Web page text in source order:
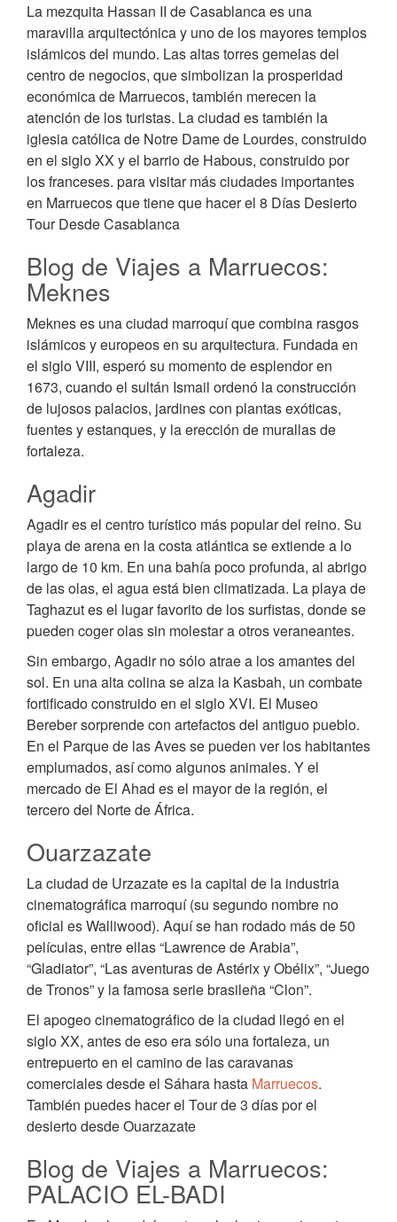
La mezquita Hassan II de Casablanca es una
maravilla arquitectónica y uno de los mayores templos
islámicos del mundo. Las altas torres gemelas del
centro de negocios, que simbolizan la prosperidad
económica de Marruecos, también merecen la
atención de los turistas. La ciudad es también la
iglesia católica de Notre Dame de Lourdes, construido
en el siglo XX y el barrio de Habous, construido por
los franceses. para visitar más ciudades importantes
en Marruecos que tiene que hacer el 8 Días Desierto
Tour Desde Casablanca
Blog de Viajes a Marruecos:
Meknes
Meknes es una ciudad marroquí que combina rasgos
islámicos y europeos en su arquitectura. Fundada en
el siglo VIII, esperó su momento de esplendor en
1673, cuando el sultán Ismail ordenó la construcción
de lujosos palacios, jardines con plantas exóticas,
fuentes y estanques, y la erección de murallas de
fortaleza.
Agadir
Agadir es el centro turístico más popular del reino. Su
playa de arena en la costa atlántica se extiende a lo
largo de 10 km. En una bahía poco profunda, al abrigo
de las olas, el agua está bien climatizada. La playa de
Taghazut es el lugar favorito de los surfistas, donde se
pueden coger olas sin molestar a otros veraneantes.
Sin embargo, Agadir no sólo atrae a los amantes del
sol. En una alta colina se alza la Kasbah, un combate
fortificado construido en el siglo XVI. El Museo
Bereber sorprende con artefactos del antiguo pueblo.
En el Parque de las Aves se pueden ver los habitantes
emplumados, así como algunos animales. Y el
mercado de El Ahad es el mayor de la región, el
tercero del Norte de África.
Ouarzazate
La ciudad de Urzazate es la capital de la industria
cinematográfica marroquí (su segundo nombre no
oficial es Walliwood). Aquí se han rodado más de 50
películas, entre ellas “Lawrence de Arabia”,
“Gladiator”, “Las aventuras de Astérix y Obélix”, “Juego
de Tronos” y la famosa serie brasileña “Clon”.
El apogeo cinematográfico de la ciudad llegó en el
siglo XX, antes de eso era sólo una fortaleza, un
entrepuerto en el camino de las caravanas
comerciales desde el Sáhara hasta Marruecos.
También puedes hacer el Tour de 3 días por el
desierto desde Ouarzazate
Blog de Viajes a Marruecos:
PALACIO EL-BADI